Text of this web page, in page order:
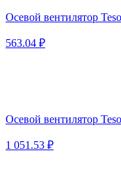
Осевой вентилятор
563.04 ₽
Осевой вентилятор
1 051.53 ₽